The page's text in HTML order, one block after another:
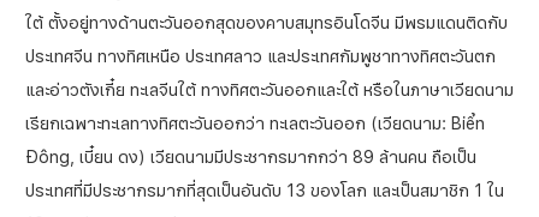
ใต้ ตั้งอยู่ทางด้านตะวันออกสุดของคาบสมุทรอินโดจีน มีพรมแดนติดกับ
ประเทศจีน ทางทิศเหนือ ประเทศลาว และประเทศกัมพูชาทางทิศตะวันตก
และอ่าวตังเกี๋ย ทะเลจีนใต้ ทางทิศตะวันออกและใต้ หรือในภาษาเวียดนาม
เรียกเฉพาะทะเลทางทิศตะวันออกว่า ทะเลตะวันออก (เวียดนาม: Biển
Đông , เบี๋ยน ดง) เวียดนามมีประชากรมากกว่า 89 ล้านคน ถือเป็น
ประเทศที่มีประชากรมากที่สุดเป็นอันดับ 13 ของโลก และเป็นสมาชิก 1 ใน